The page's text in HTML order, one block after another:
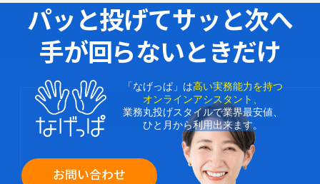
パッと投げてサッと次へ
手が回らないときだけ
「なげっぱ」は高い実務能力を持つ
オンラインアシスタント、
業務丸投げスタイルで業界最安値、
ひと月から利用出来ます。
お問い合わせ